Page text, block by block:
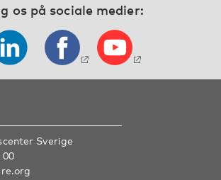
os på sociale medier:
Sverige
00